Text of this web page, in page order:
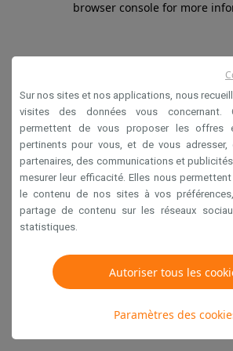
browser console for more
Sur nos sites et nos applications, nous
visites des données vous concernant.
permettent de vous proposer les offres
pertinents pour vous, et de vous
partenaires, des communications et
mesurer leur efficacité. Elles nous
le contenu de nos sites à vos
partage de contenu sur les réseaux
statistiques.
Autoriser tous les
Paramètres des